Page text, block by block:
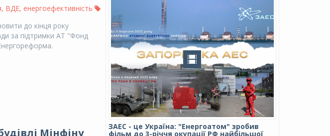
, ВДЕ, енергоефективність
до кінця року
за підтримки АТ "Фонд
Мінфіну
ЗАЕС - це Україна: "Енергоатом" зробив
фільм до 3-річчя окупації РФ найбільшої